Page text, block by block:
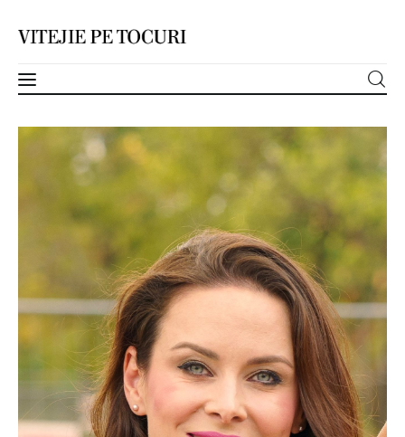
Obezitatea – Factor de Risc MAJOR pentru
Inimă – Dr. Turcu Diana
Acasă
Despre
Categorii
Contact